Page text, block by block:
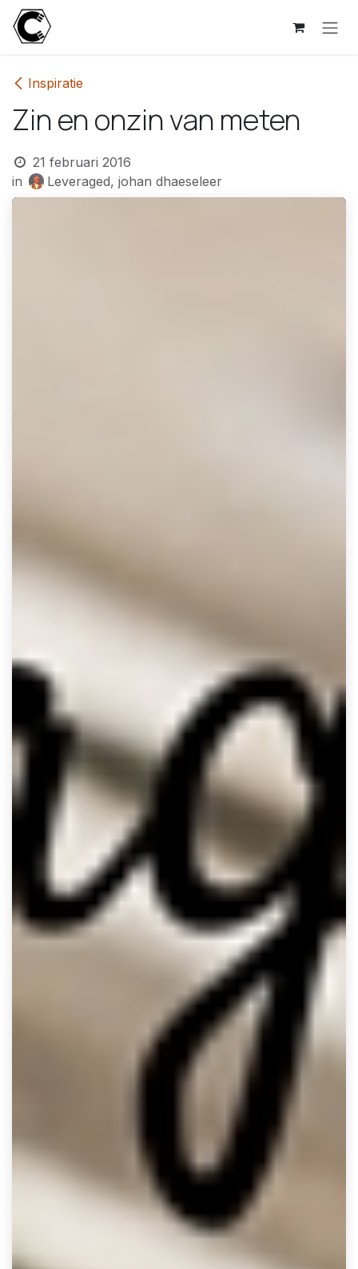
Overslaan naar inhoud
Inspiratie
Zin en onzin van meten
21 februari 2016
in
Leveraged, johan dhaeseleer